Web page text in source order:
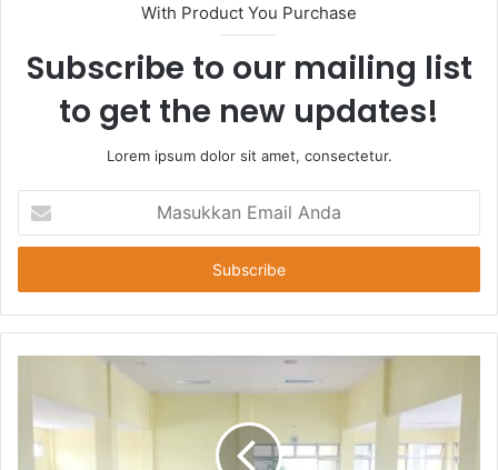
With Product You Purchase
Subscribe to our mailing list
to get the new updates!
Lorem ipsum dolor sit amet, consectetur.
Email
Anda